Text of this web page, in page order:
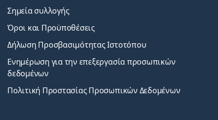
Σημεία συλλογής
Όροι και Προϋποθέσεις
Δήλωση Προσβασιμότητας Ιστοτόπου
Ενημέρωση για την επεξεργασία προσωπικών
δεδομένων
Πολιτική Προστασίας Προσωπικών Δεδομένων